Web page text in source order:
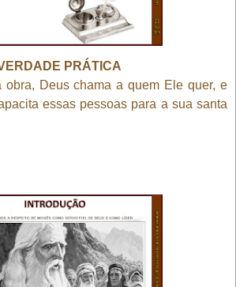
PRÁTICA
obra, Deus chama a quem Ele quer, e
essas pessoas para a sua santa